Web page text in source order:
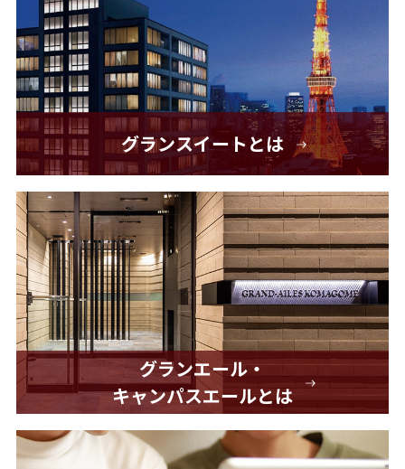
グランスイートとは
グランエール・
キャンパスエールとは